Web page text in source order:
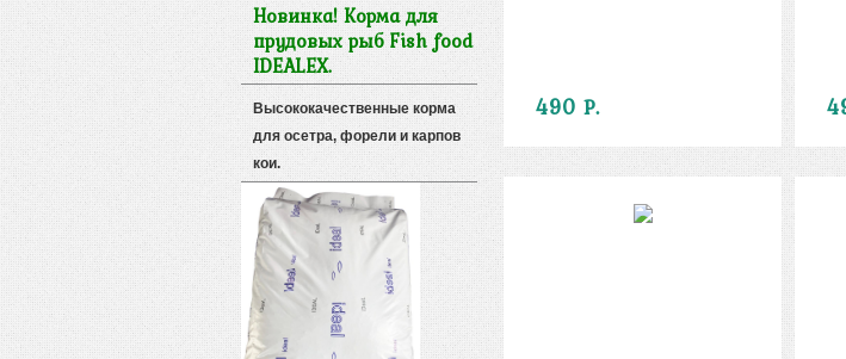
Новинка! Корма для
прудовых рыб Fish food
IDEALEX.
Высококачественные корма
для осетра, форели и карпов
кои.
490 Р.